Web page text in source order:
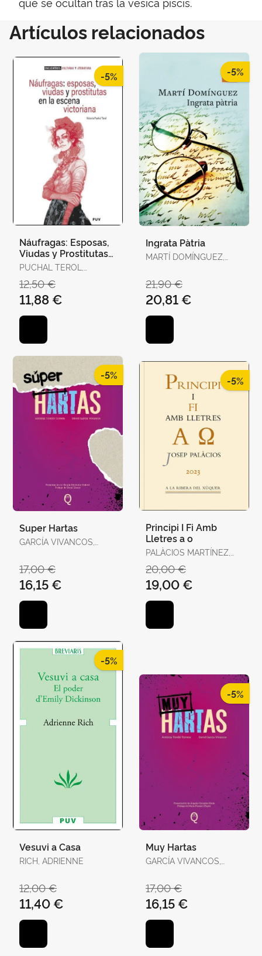
Artículos relacionados
-5%
Náufragas: Esposas,
Viudas y Prostitutas
en la Escena
Victoriana
PUCHAL TEROL,
12,50 €
11,88 €
-5%
Ingrata Pàtria
MARTÍ DOMÍNGUEZ,
21,90 €
20,81 €
-5%
Super Hartas
GARCÍA VIVANCOS,
17,00 €
16,15 €
-5%
Principi I Fi Amb
Lletres a o
PALÀCIOS MARTÍNEZ,
20,00 €
19,00 €
-5%
Vesuvi a Casa
RICH, ADRIENNE
12,00 €
11,40 €
-5%
Muy Hartas
GARCÍA VIVANCOS,
17,00 €
16,15 €